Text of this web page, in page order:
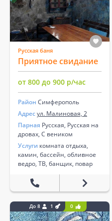
Русская баня
Приятное свидание
от 800 до 900 р/час
Район Симферополь
Адресул. Малиновая, 2
Парная Русская, Русская на
дровах, С веником
Услуги комната отдыха,
камин, бассейн, обливное
ведро, ТВ, банщик, повар
До 8 1 0